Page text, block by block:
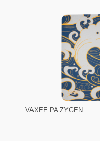
VAXEE PA ZYGEN